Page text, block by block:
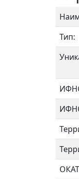
Тип: